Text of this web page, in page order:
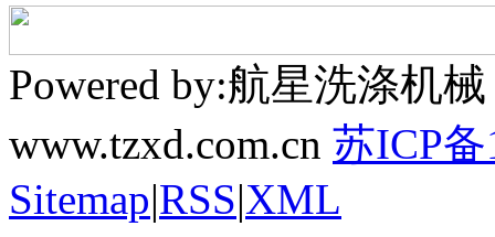
Powered by:航星洗涤机
www.tzxd.com.cn 苏ICP
Sitemap|RSS|XML